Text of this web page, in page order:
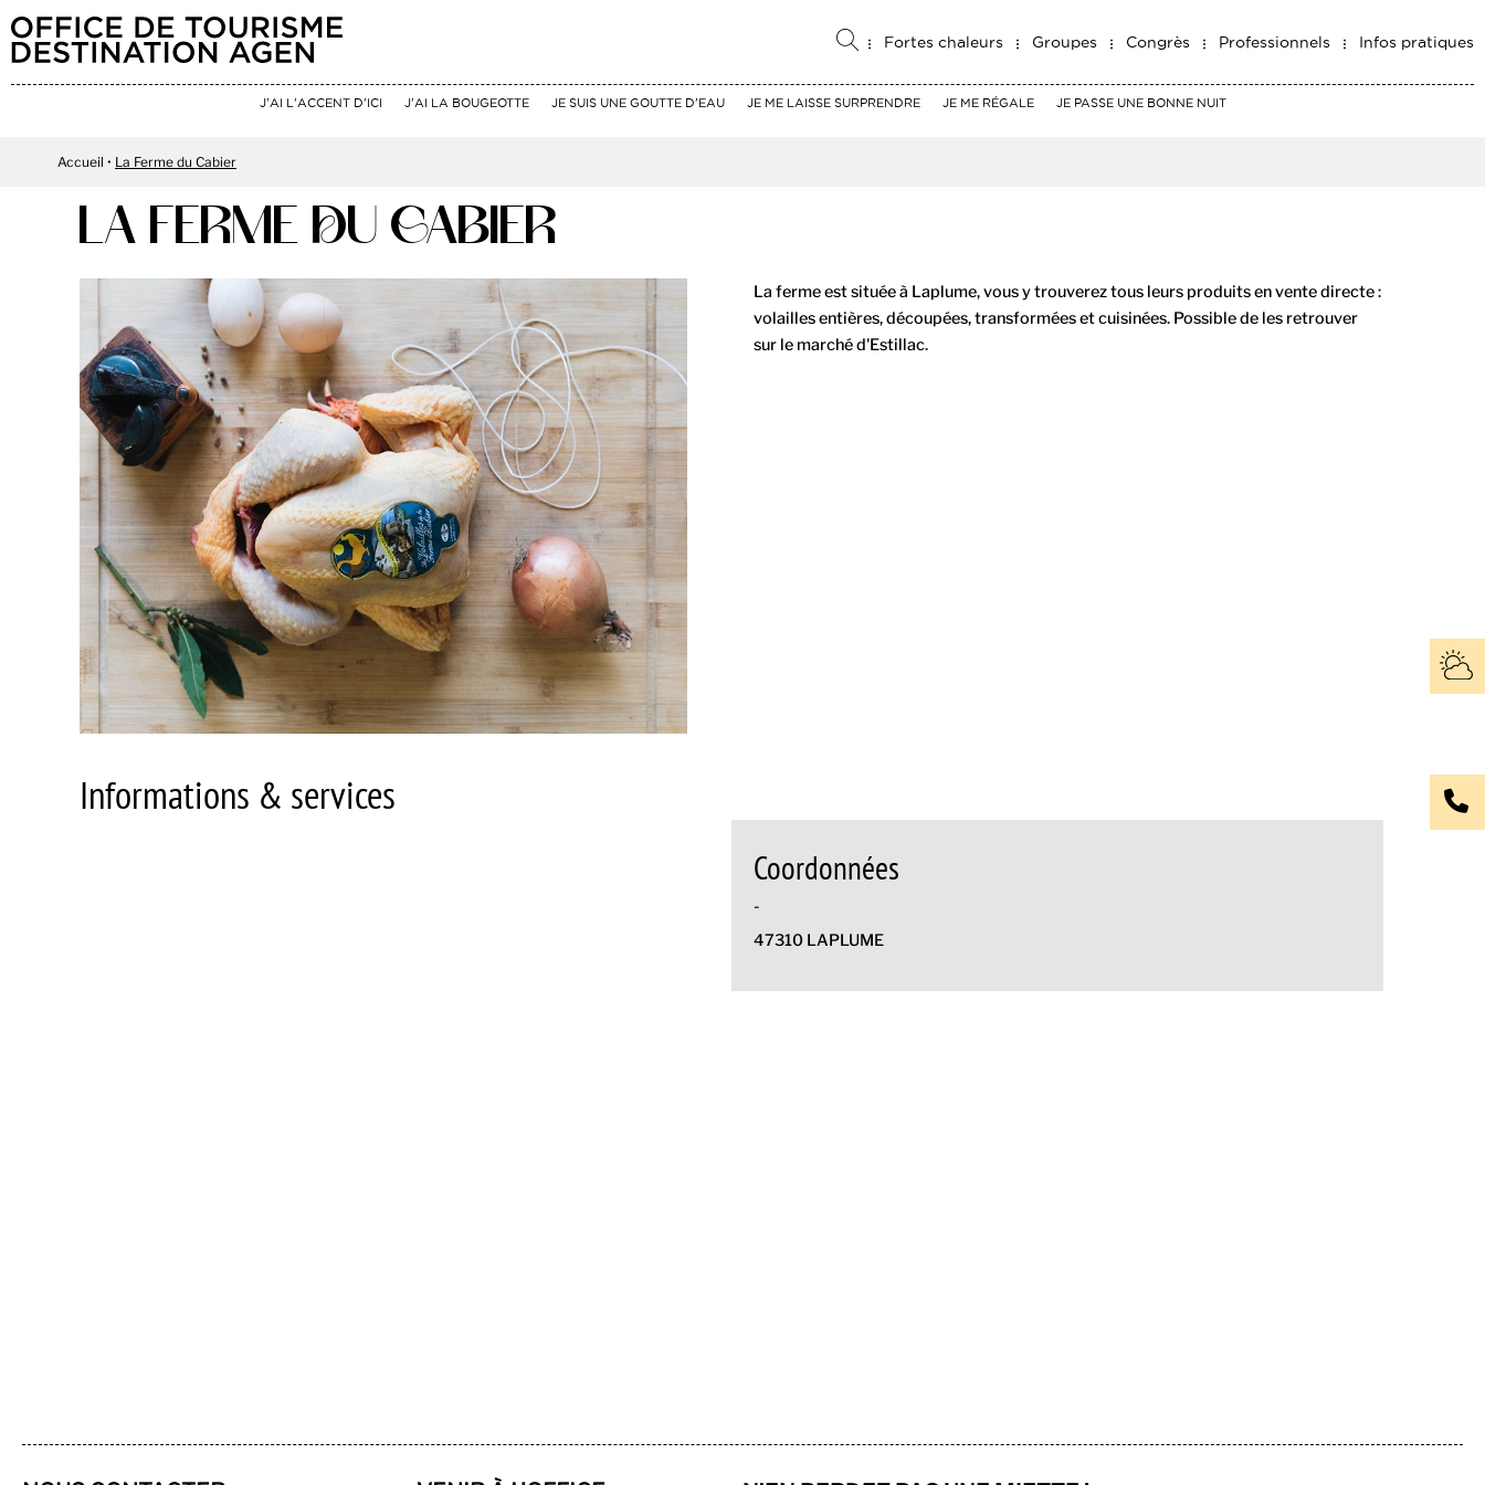
Fortes chaleurs Groupes Congrès Professionnels Infos pratiques
J'AI L'ACCENT D'ICI J'AI LA BOUGEOTTE JE SUIS UNE GOUTTE D'EAU JE ME LAISSE SURPRENDRE JE ME RÉGALE JE PASSE UNE BONNE NUIT
Accueil La Ferme du Cabier
LA FERME DU CABIER
La ferme est située à Laplume, vous y trouverez tous leurs produits en vente directe :
volailles entières, découpées, transformées et cuisinées. Possible de les retrouver
sur le marché d'Estillac.
Informations & services
Coordonnées
-
47310 LAPLUME